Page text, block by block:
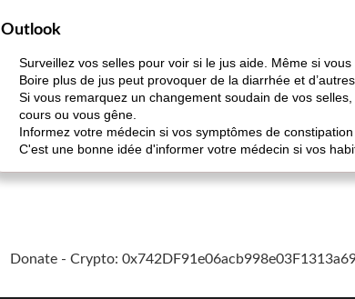
Outlook
Surveillez vos selles pour voir si le jus aide. Même si
Boire plus de jus peut provoquer de la diarrhée et
Si vous remarquez un changement soudain de vos
cours ou vous gêne.
Informez votre médecin si vos symptômes de
C'est une bonne idée d'informer votre médecin si vos
Donate - Crypto: